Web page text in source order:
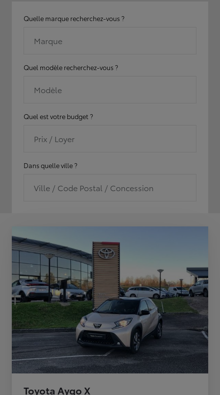
Quelle marque recherchez-vous ?
Marque
Quel modèle recherchez-vous ?
Modèle
Quel est votre budget ?
Prix / Loyer
Dans quelle ville ?
Ville / Code Postal / Concession
Toyota Aygo X